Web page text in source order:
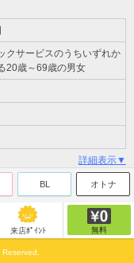
クサービスのうちいずれか
20歳～69歳の男女
詳細表示▼
BL オトナ
来店ﾎﾟｲﾝﾄ 無料